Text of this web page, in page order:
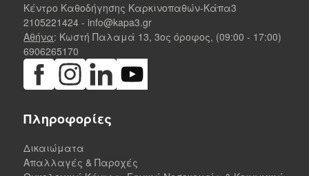
Κέντρο Καθοδήγησης Καρκινοπαθών-Κάπα3
2105221424 - info@kapa3.gr
Αθήνα: Κωστή Παλαμά 13, 3ος όροφος, (09:00 - 17:00)
6906265170
Πληροφορίες
Δικαιώματα
Απαλλαγές & Παροχές